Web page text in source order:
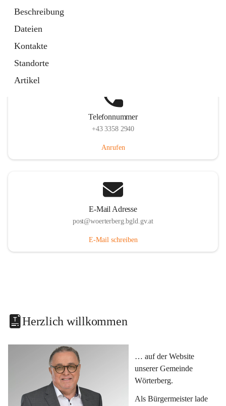
Beschreibung
Dateien
Kontakte
Standorte
Artikel
Telefonnummer
+43 3358 2940
Anrufen
E-Mail Adresse
post@woerterberg.bgld.gv.at
E-Mail schreiben
Herzlich willkommen
… auf der Website
unserer Gemeinde
Wörterberg.
Als Bürgermeister lade